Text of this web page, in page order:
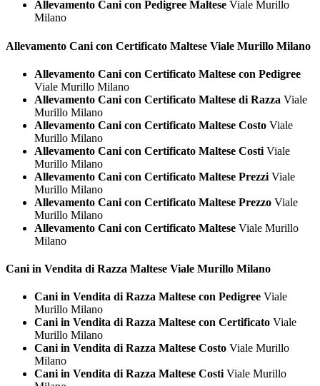
Allevamento Cani con Pedigree Maltese Viale Murillo
Milano
Allevamento Cani con Certificato Maltese Viale Murillo Milano
Allevamento Cani con Certificato Maltese con Pedigree
Viale Murillo Milano
Allevamento Cani con Certificato Maltese di Razza Viale
Murillo Milano
Allevamento Cani con Certificato Maltese Costo Viale
Murillo Milano
Allevamento Cani con Certificato Maltese Costi Viale
Murillo Milano
Allevamento Cani con Certificato Maltese Prezzi Viale
Murillo Milano
Allevamento Cani con Certificato Maltese Prezzo Viale
Murillo Milano
Allevamento Cani con Certificato Maltese Viale Murillo
Milano
Cani in Vendita di Razza Maltese Viale Murillo Milano
Cani in Vendita di Razza Maltese con Pedigree Viale
Murillo Milano
Cani in Vendita di Razza Maltese con Certificato Viale
Murillo Milano
Cani in Vendita di Razza Maltese Costo Viale Murillo
Milano
Cani in Vendita di Razza Maltese CostiViale Murillo